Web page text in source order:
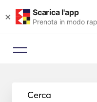
× Scarica l'app
Prenota in modo
Cerca